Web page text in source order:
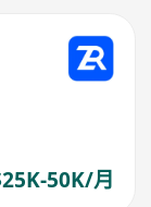
50K/月